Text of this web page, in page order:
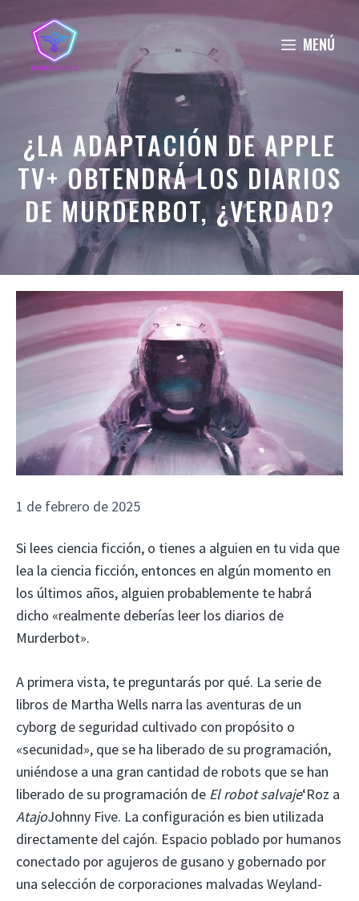
al
contenido
MENÚ
¿LA ADAPTACIÓN DE APPLE
TV+ OBTENDRÁ LOS DIARIOS
DE MURDERBOT, ¿VERDAD?
1 de febrero de 2025
Si lees ciencia ficción, o tienes a alguien en tu vida que
lea la ciencia ficción, entonces en algún momento en
los últimos años, alguien probablemente te habrá
dicho «realmente deberías leer los diarios de
Murderbot».
A primera vista, te preguntarás por qué. La serie de
libros de Martha Wells narra las aventuras de un
cyborg de seguridad cultivado con propósito o
«secunidad», que se ha liberado de su programación,
uniéndose a una gran cantidad de robots que se han
liberado de su programación de El robot salvaje‘Roz a
AtajoJohnny Five. La configuración es bien utilizada
directamente del cajón. Espacio poblado por humanos
conectado por agujeros de gusano y gobernado por
una selección de corporaciones malvadas Weyland-